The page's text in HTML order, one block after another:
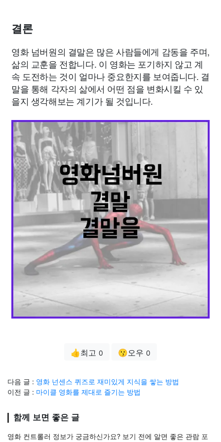
결론
영화 넘버원의 결말은 많은 사람들에게 감동을 주며,
삶의 교훈을 전합니다. 이 영화는 포기하지 않고 계
속 도전하는 것이 얼마나 중요한지를 보여줍니다. 결
말을 통해 각자의 삶에서 어떤 점을 변화시킬 수 있
을지 생각해보는 계기가 될 것입니다.
👍최고 0 😗오우 0
다음 글 : 영화 넌센스 퀴즈로 재미있게 지식을 쌓는 방법
이전 글 : 마이클 영화를 제대로 즐기는 방법
함께 보면 좋은 글
영화 컨트롤러 정보가 궁금하신가요? 보기 전에 알면 좋은 관람 포